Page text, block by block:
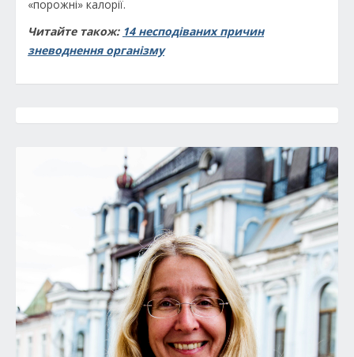
«порожні» калорії.
Читайте також: 14 несподіваних причин
зневоднення організму